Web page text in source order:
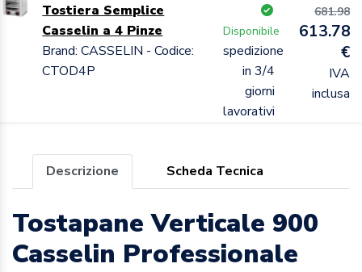
Tostiera Semplice
Casselin a 4 Pinze
Brand: CASSELIN - Codice:
CTOD4P
Disponibile
spedizione
in 3/4
giorni
lavorativi
681.98
613.78
€
IVA
inclusa
Descrizione Scheda Tecnica
Tostapane Verticale 900
Casselin Professionale